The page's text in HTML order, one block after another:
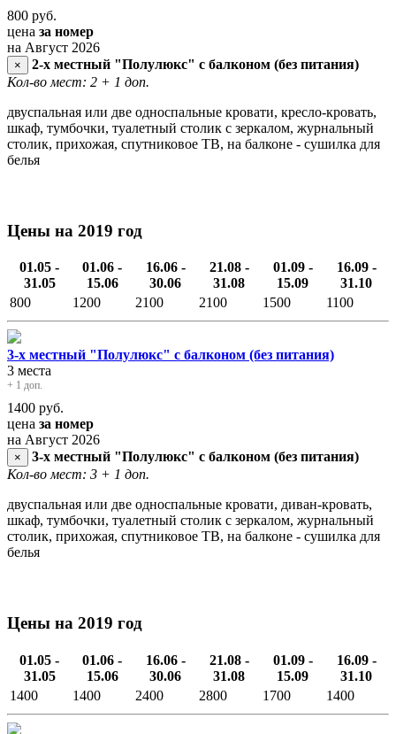
800 руб.
цена за номер
на Август 2026
×
2-х местный "Полулюкс" с балконом (без питания)
Кол-во мест: 2 + 1 доп.
двуспальная или две односпальные кровати, кресло-кровать,
шкаф, тумбочки, туалетный столик с зеркалом, журнальный
столик, прихожая, спутниковое ТВ, на балконе - сушилка для
белья
Цены на 2019 год
01.05 -
31.05
01.06 -
15.06
16.06 -
30.06
21.08 -
31.08
01.09 -
15.09
16.09 -
31.10
800
1200 2100 2100 1500 1100
3-х местный "Полулюкс" с балконом (без питания)
3 места
+ 1 доп.
1400 руб.
цена за номер
на Август 2026
×
3-х местный "Полулюкс" с балконом (без питания)
Кол-во мест: 3 + 1 доп.
двуспальная или две односпальные кровати, диван-кровать,
шкаф, тумбочки, туалетный столик с зеркалом, журнальный
столик, прихожая, спутниковое ТВ, на балконе - сушилка для
белья
Цены на 2019 год
01.05 -
31.05
01.06 -
15.06
16.06 -
30.06
21.08 -
31.08
01.09 -
15.09
16.09 -
31.10
1400
1400 2400 2800 1700 1400